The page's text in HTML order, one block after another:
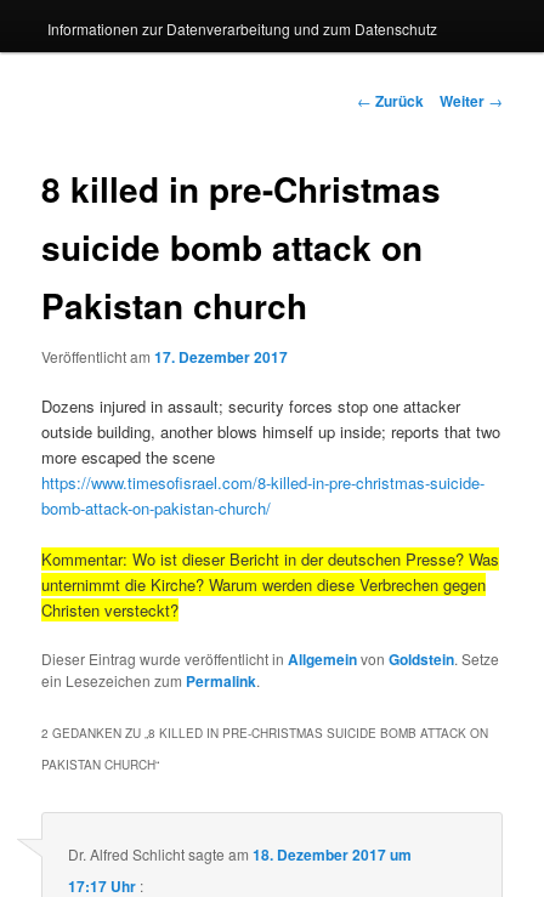
Informationen zur Datenverarbeitung und zum Datenschutz
Beitragsnavigation
← Zurück Weiter →
8 killed in pre-Christmas
suicide bomb attack on
Pakistan church
Veröffentlicht am17. Dezember 2017
Dozens injured in assault; security forces stop one attacker
outside building, another blows himself up inside; reports that two
more escaped the scene
https://www.timesofisrael.com/8-killed-in-pre-christmas-suicide-
bomb-attack-on-pakistan-church/
Kommentar: Wo ist dieser Bericht in der deutschen Presse? Was
unternimmt die Kirche? Warum werden diese Verbrechen gegen
Christen versteckt?
Dieser Eintrag wurde veröffentlicht inAllgemeinvonGoldstein. Setze
ein Lesezeichen zum Permalink.
2 GEDANKEN ZU „8 KILLED IN PRE-CHRISTMAS SUICIDE BOMB ATTACK ON
PAKISTAN CHURCH“
Dr. Alfred Schlichtsagte am18. Dezember 2017 um
17:17 Uhr :